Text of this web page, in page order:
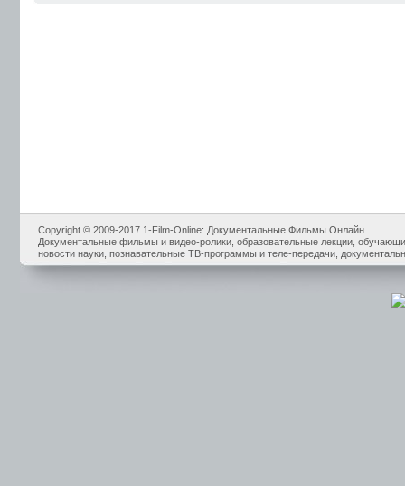
Copyright © 2009-2017 1-Film-Online: Документальные Фильмы Онлайн
Документальные фильмы и видео-ролики, образовательные лекции,
новости науки, познавательные ТВ-программы и теле-передачи,